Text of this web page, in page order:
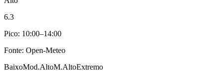
6.3
Pico: 10:00–14:00
Fonte: Open-Meteo
BaixoMod.AltoM.AltoExtremo